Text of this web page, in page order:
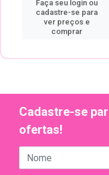
Faça seu login ou
cadastre-se para
ver preços e
comprar
Cadastre-se
ofertas!